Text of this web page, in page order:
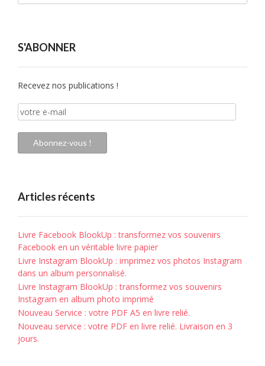
S'ABONNER
Recevez nos publications !
votre
e-
mail
Abonnez-vous !
Articles récents
Livre Facebook BlookUp : transformez vos souvenirs
Facebook en un véritable livre papier
Livre Instagram BlookUp : imprimez vos photos Instagram
dans un album personnalisé.
Livre Instagram BlookUp : transformez vos souvenirs
Instagram en album photo imprimé
Nouveau Service : votre PDF A5 en livre relié.
Nouveau service : votre PDF en livre relié. Livraison en 3
jours.